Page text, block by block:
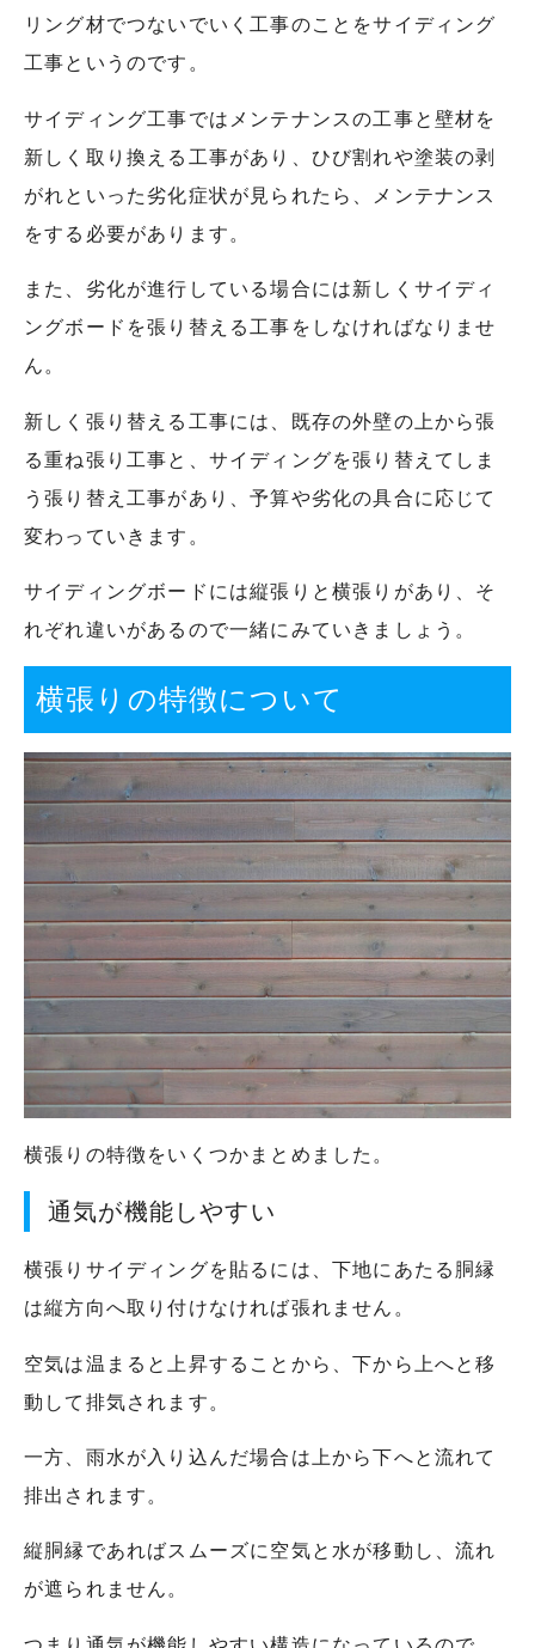
リング材でつないでいく工事のことをサイディング
工事というのです。
サイディング工事ではメンテナンスの工事と壁材を
新しく取り換える工事があり、ひび割れや塗装の剥
がれといった劣化症状が見られたら、メンテナンス
をする必要があります。
また、劣化が進行している場合には新しくサイディ
ングボードを張り替える工事をしなければなりませ
ん。
新しく張り替える工事には、既存の外壁の上から張
る重ね張り工事と、サイディングを張り替えてしま
う張り替え工事があり、予算や劣化の具合に応じて
変わっていきます。
サイディングボードには縦張りと横張りがあり、そ
れぞれ違いがあるので一緒にみていきましょう。
横張りの特徴について
横張りの特徴をいくつかまとめました。
通気が機能しやすい
横張りサイディングを貼るには、下地にあたる胴縁
は縦方向へ取り付けなければ張れません。
空気は温まると上昇することから、下から上へと移
動して排気されます。
一方、雨水が入り込んだ場合は上から下へと流れて
排出されます。
縦胴縁であればスムーズに空気と水が移動し、流れ
が遮られません。